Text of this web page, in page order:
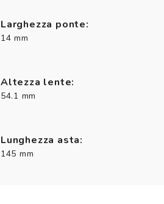
Larghezza ponte:
14 mm
Altezza lente:
54.1 mm
Lunghezza asta:
145 mm